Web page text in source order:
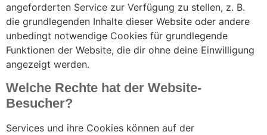
angeforderten Service zur Verfügung zu stellen, z. B.
die grundlegenden Inhalte dieser Website oder andere
unbedingt notwendige Cookies für grundlegende
Funktionen der Website, die dir ohne deine Einwilligung
angezeigt werden.
Welche Rechte hat der Website-
Besucher?
Services und ihre Cookies können auf der